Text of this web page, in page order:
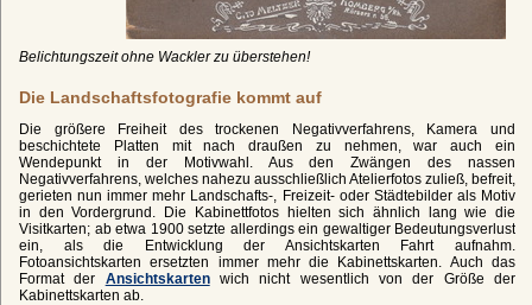
Belichtungszeit ohne Wackler zu überstehen!
Die Landschaftsfotografie kommt auf
Die größere Freiheit des trockenen Negativverfahrens, Kamera und
beschichtete Platten mit nach draußen zu nehmen, war auch ein
Wendepunkt in der Motivwahl. Aus den Zwängen des nassen
Negativverfahrens, welches nahezu ausschließlich Atelierfotos zuließ, befreit,
gerieten nun immer mehr Landschafts-, Freizeit- oder Städtebilder als Motiv
in den Vordergrund. Die Kabinettfotos hielten sich ähnlich lang wie die
Visitkarten; ab etwa 1900 setzte allerdings ein gewaltiger Bedeutungsverlust
ein, als die Entwicklung der Ansichtskarten Fahrt aufnahm.
Fotoansichtskarten ersetzten immer mehr die Kabinettskarten. Auch das
Format der Ansichtskartenwich nicht wesentlich von der Größe der
Kabinettskarten ab.